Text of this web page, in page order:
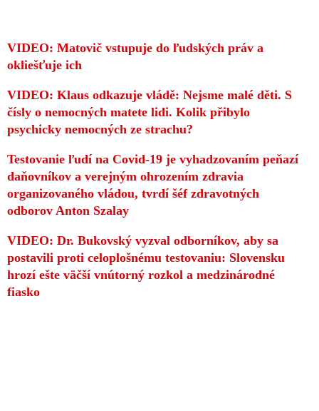
VIDEO: Matovič vstupuje do ľudských práv a
okliešťuje ich
VIDEO: Klaus odkazuje vládě: Nejsme malé děti. S
čísly o nemocných matete lidi. Kolik přibylo
psychicky nemocných ze strachu?
Testovanie ľudí na Covid-19 je vyhadzovaním peňazí
daňovníkov a verejným ohrozením zdravia
organizovaného vládou, tvrdí šéf zdravotných
odborov Anton Szalay
VIDEO: Dr. Bukovský vyzval odborníkov, aby sa
postavili proti celoplošnému testovaniu: Slovensku
hrozí ešte väčší vnútorný rozkol a medzinárodné
fiasko